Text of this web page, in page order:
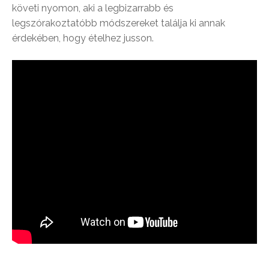
követi nyomon, aki a legbizarrabb és
legszórakoztatóbb módszereket találja ki annak
érdekében, hogy ételhez jusson.